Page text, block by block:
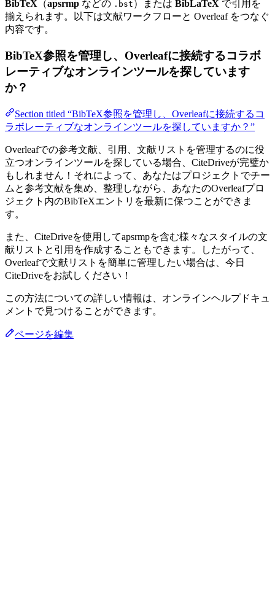
BibTeX （apsrmp などの .bst ）または BibLaTeX で引用を
揃えられます。以下は文献ワークフローと Overleaf をつなぐ
内容です。
BibTeX参照を管理し、Overleafに接続するコラボ
レーティブなオンラインツールを探しています
か？
Section titled “BibTeX参照を管理し、Overleafに接続するコ
ラボレーティブなオンラインツールを探していますか？”
Overleafでの参考文献、引用、文献リストを管理するのに役
立つオンラインツールを探している場合、CiteDriveが完璧か
もしれません！それによって、あなたはプロジェクトでチー
ムと参考文献を集め、整理しながら、あなたのOverleafプロ
ジェクト内のBibTeXエントリを最新に保つことができま
す。
また、CiteDriveを使用してapsrmpを含む様々なスタイルの文
献リストと引用を作成することもできます。したがって、
Overleafで文献リストを簡単に管理したい場合は、今日
CiteDriveをお試しください！
この方法についての詳しい情報は、オンラインヘルプドキュ
メントで見つけることができます。
ページを編集